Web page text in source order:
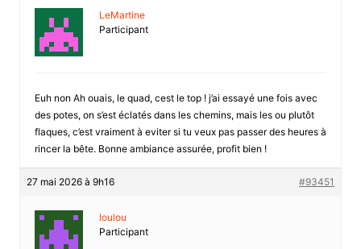
LeMartine
Participant
Euh non Ah ouais, le quad, cest le top ! j’ai essayé une fois avec
des potes, on s’est éclatés dans les chemins, mais les ou plutôt
flaques, c’est vraiment à eviter si tu veux pas passer des heures à
rincer la bête. Bonne ambiance assurée, profit bien !
27 mai 2026 à 9h16 #93451
loulou
Participant